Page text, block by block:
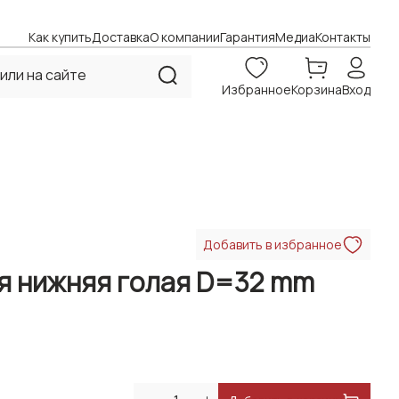
Как купитьДоставкаО компанииГарантияМедиаКонтакты
ИзбранноеКорзинаВход
Добавить в избранное
нижняя голая D=32 mm